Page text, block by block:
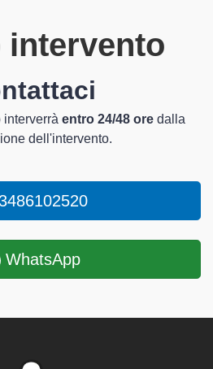
intervento
entro 24/48 ore dalla
dell'intervento.
WhatsApp